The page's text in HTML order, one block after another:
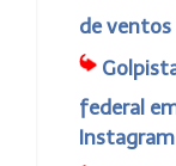
de ventos
federal
Instagram